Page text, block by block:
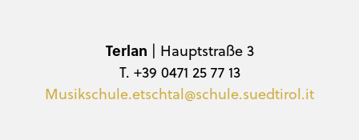
Terlan | Hauptstraße 3
T. +39 0471 25 77 13
Musikschule.etschtal@schule.suedtirol.it